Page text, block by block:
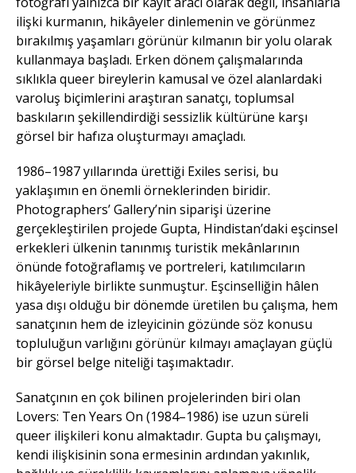
ilişki kurmanın, hikâyeler dinlemenin ve görünmez
bırakılmış yaşamları görünür kılmanın bir yolu olarak
kullanmaya başladı. Erken dönem çalışmalarında
sıklıkla queer bireylerin kamusal ve özel alanlardaki
varoluş biçimlerini araştıran sanatçı, toplumsal
baskıların şekillendirdiği sessizlik kültürüne karşı
görsel bir hafıza oluşturmayı amaçladı.
1986–1987 yıllarında ürettiği Exiles serisi, bu
yaklaşımın en önemli örneklerinden biridir.
Photographers’ Gallery’nin siparişi üzerine
gerçekleştirilen projede Gupta, Hindistan’daki eşcinsel
erkekleri ülkenin tanınmış turistik mekânlarının
önünde fotoğraflamış ve portreleri, katılımcıların
hikâyeleriyle birlikte sunmuştur. Eşcinselliğin hâlen
yasa dışı olduğu bir dönemde üretilen bu çalışma, hem
sanatçının hem de izleyicinin gözünde söz konusu
topluluğun varlığını görünür kılmayı amaçlayan güçlü
bir görsel belge niteliği taşımaktadır.
Sanatçının en çok bilinen projelerinden biri olan
Lovers: Ten Years On (1984–1986) ise uzun süreli
queer ilişkileri konu almaktadır. Gupta bu çalışmayı,
kendi ilişkisinin sona ermesinin ardından yakınlık,